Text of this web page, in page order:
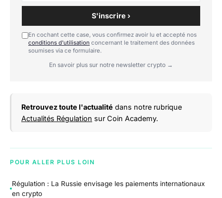
S'inscrire ›
En cochant cette case, vous confirmez avoir lu et accepté nos
conditions d'utilisation concernant le traitement des données
soumises via ce formulaire.
En savoir plus sur notre newsletter crypto →
Retrouvez toute l'actualité dans notre rubrique
Actualités Régulation sur Coin Academy.
POUR ALLER PLUS LOIN
Régulation : La Russie envisage les paiements internationaux
en crypto